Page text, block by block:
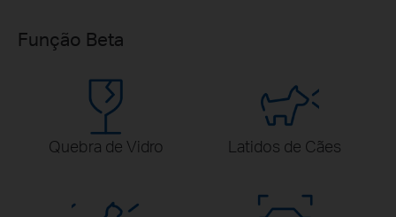
Função Beta
Quebra de Vidro Latidos de Cães